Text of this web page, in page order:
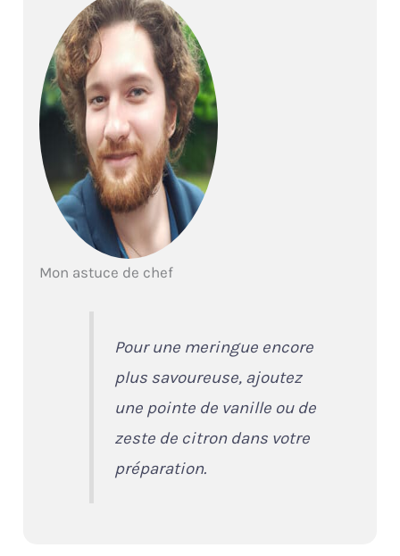
Mon astuce de chef
Pour une meringue encore
plus savoureuse, ajoutez
une pointe de vanille ou de
zeste de citron dans votre
préparation.